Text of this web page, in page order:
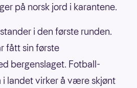
på norsk jord i karantene.
i den første runden.
fått sin første
bergenslaget. Fotball-
i landet virker å være skjønt